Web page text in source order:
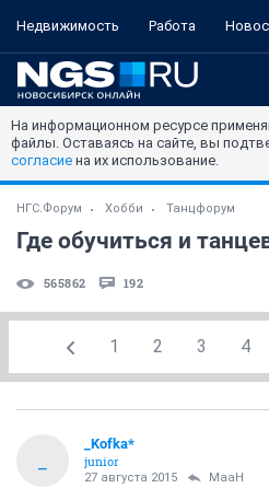
Недвижимость Работа
На информационном ресурсе
файлы. Оставаясь на сайте, вы
согласие на их использование.
НГС.Форум Хобби Танцфорум
565862 192
1 2 3 4
_Kofka*
junior
27 августа 2015 MaaH